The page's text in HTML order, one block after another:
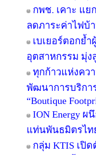
กพช. เคาะ แ
ลดภาระค่าไฟบ้
เบเยอร์ตอกย้ำ
อุตสาหกรรม มุ่ง
ทุกก้าวแห่งคว
พัฒนาการบริกา
“Boutique
ION Energy
แท่นพันธมิตรไท
กลุ่ม KTIS เปิ